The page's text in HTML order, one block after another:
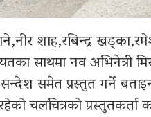
शाह,रबिन्द्र
साथमा नव अभिनेत्री
समेत प्रस्तुत गर्ने
चलचित्रको